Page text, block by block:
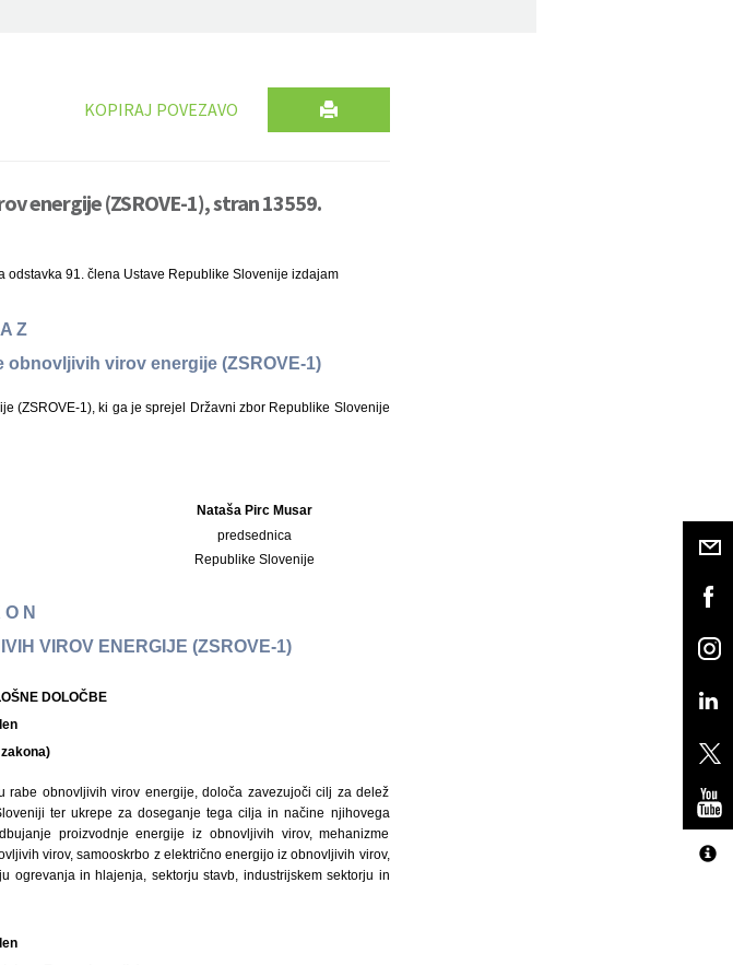
KOPIRAJ POVEZAVO
energije (ZSROVE-1), stran 13559.
91. člena Ustave Republike Slovenije izdajam
Z
virov energije (ZSROVE-1)
(ZSROVE-1), ki ga je sprejel Državni zbor Republike Slovenije
Nataša Pirc Musar
predsednica
Republike Slovenije
O N
VIROV ENERGIJE (ZSROVE-1)
DOLOČBE
obnovljivih virov energije, določa zavezujoči cilj za delež
ter ukrepe za doseganje tega cilja in načine njihovega
proizvodnje energije iz obnovljivih virov, mehanizme
virov, samooskrbo z električno energijo iz obnovljivih virov,
ogrevanja in hlajenja, sektorju stavb, industrijskem sektorju in